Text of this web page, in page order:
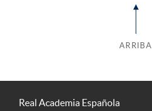
ARRIBA
Real Academia Española